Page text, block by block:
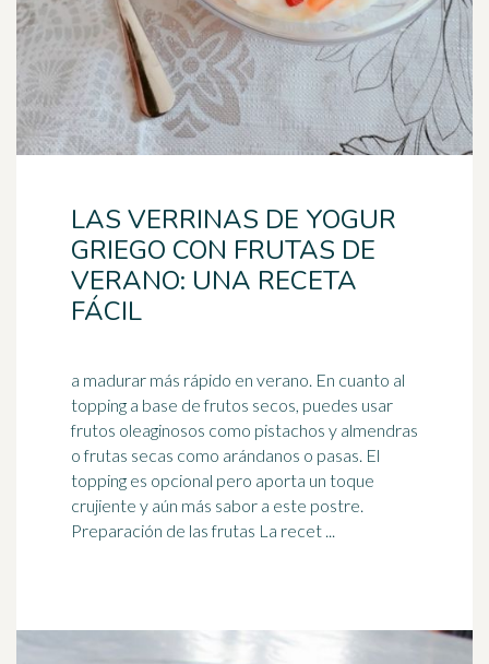
LAS VERRINAS DE YOGUR
GRIEGO CON FRUTAS DE
VERANO: UNA RECETA
FÁCIL
a madurar más rápido en verano. En cuanto al
topping a base de frutos secos, puedes usar
frutos oleaginosos como pistachos y almendras
o frutas secas como arándanos o pasas. El
topping es opcional pero aporta un toque
crujiente y aún más sabor a este postre.
Preparación de las frutas La recet ...